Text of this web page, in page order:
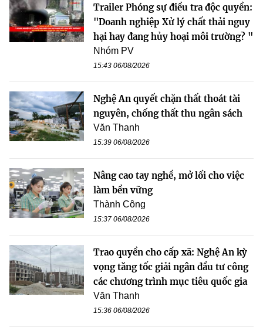
Trailer Phóng sự điều tra độc quyền:
"Doanh nghiệp Xử lý chất thải nguy
hại hay đang hủy hoại môi trường? "
Nhóm PV
15:43 06/08/2026
Nghệ An quyết chặn thất thoát tài
nguyên, chống thất thu ngân sách
Văn Thanh
15:39 06/08/2026
Nâng cao tay nghề, mở lối cho việc
làm bền vững
Thành Công
15:37 06/08/2026
Trao quyền cho cấp xã: Nghệ An kỳ
vọng tăng tốc giải ngân đầu tư công
các chương trình mục tiêu quốc gia
Văn Thanh
15:36 06/08/2026